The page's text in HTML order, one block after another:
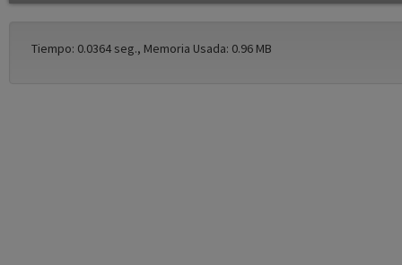
Tiempo: 0.0364 seg., Memoria Usada: 0.96 MB